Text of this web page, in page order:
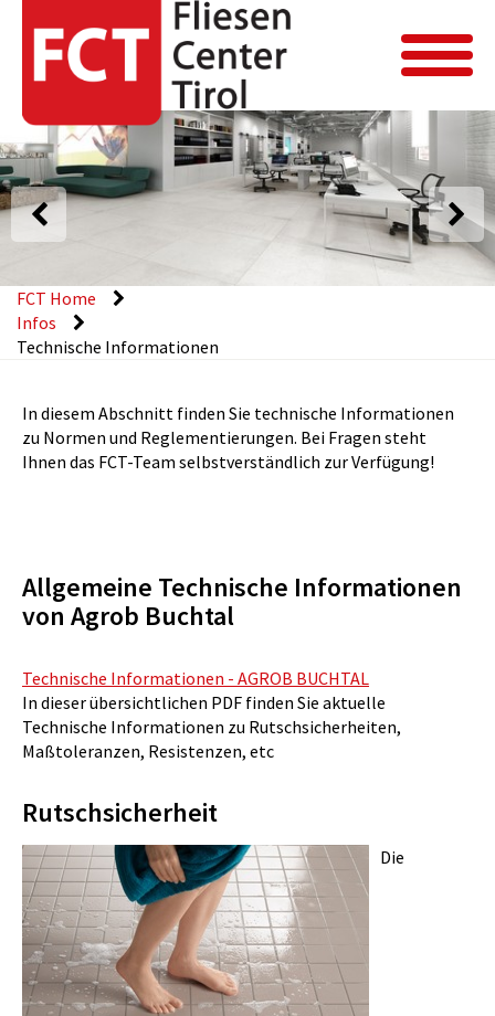
FCT Home
Infos
Technische Informationen
In diesem Abschnitt finden Sie technische Informationen
zu Normen und Reglementierungen. Bei Fragen steht
Ihnen das FCT-Team selbstverständlich zur Verfügung!
Allgemeine Technische Informationen
von Agrob Buchtal
Technische Informationen - AGROB BUCHTAL
In dieser übersichtlichen PDF finden Sie aktuelle
Technische Informationen zu Rutschsicherheiten,
Maßtoleranzen, Resistenzen, etc
Rutschsicherheit
Die